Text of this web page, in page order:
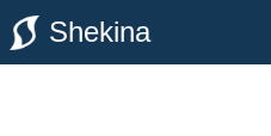
Shekina